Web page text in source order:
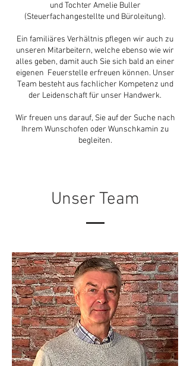
und Tochter Amelie Buller
(Steuerfachangestellte und Büroleitung).
Ein familiäres Verhältnis pflegen wir auch zu
unseren Mitarbeitern, welche ebenso wie wir
alles geben, damit auch Sie sich bald an einer
eigenen Feuerstelle erfreuen können. Unser
Team besteht aus fachlicher Kompetenz und
der Leidenschaft für unser Handwerk.
Wir freuen uns darauf, Sie auf der Suche nach
Ihrem Wunschofen oder Wunschkamin zu
begleiten.
Unser Team